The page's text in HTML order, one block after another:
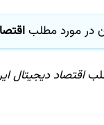
در مورد مطلب
اقتصاد دیجیتال